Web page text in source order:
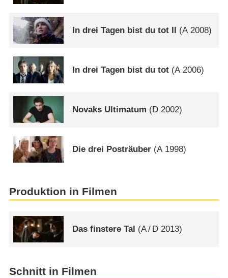
In drei Tagen bist du tot II (A2008)
In drei Tagen bist du tot (A2006)
Novaks Ultimatum (D 2002)
Die drei Posträuber (A1998)
Produktion in Filmen
Das finstere Tal (A/ D 2013)
Schnitt in Filmen